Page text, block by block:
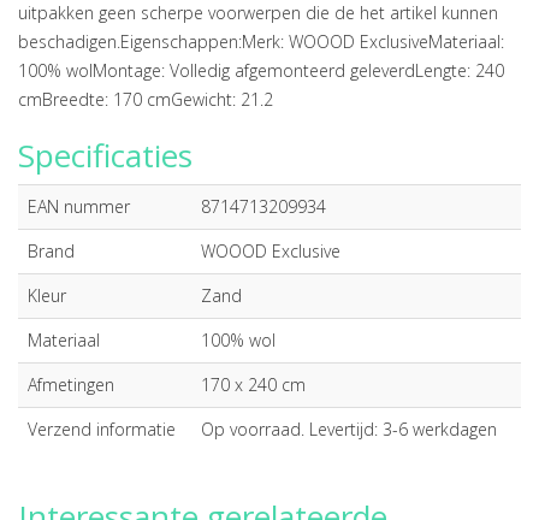
uitpakken geen scherpe voorwerpen die de het artikel kunnen
beschadigen.Eigenschappen:Merk: WOOOD ExclusiveMateriaal:
100% wolMontage: Volledig afgemonteerd geleverdLengte: 240
cmBreedte: 170 cmGewicht: 21.2
Specificaties
EAN nummer
8714713209934
Brand
WOOOD Exclusive
Kleur
Zand
Materiaal
100% wol
Afmetingen
170 x 240 cm
Verzend informatie
Op voorraad. Levertijd: 3-6 werkdagen